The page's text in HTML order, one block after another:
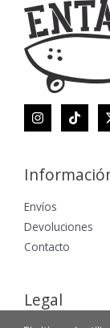
Envíos
Devoluciones
Contacto
Legal